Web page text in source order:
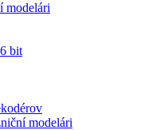
modelári
bit
modelári